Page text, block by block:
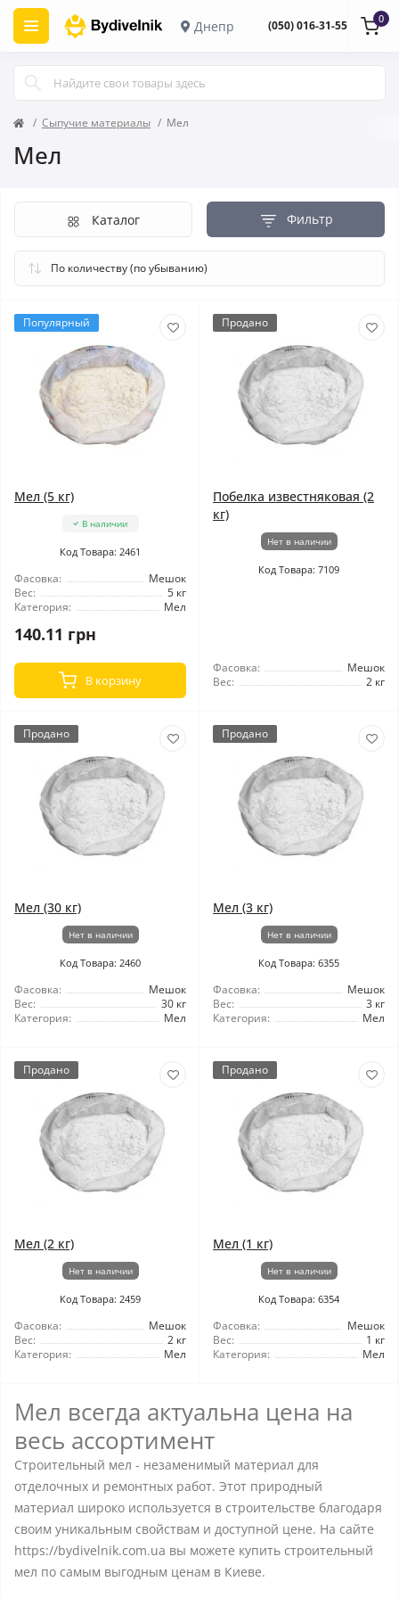
Днепр (050) 016-31-55 0
Сыпучие материалы Мел
Мел
Фильтр
Каталог
Популярный
Мел (5 кг)
В наличии
Код Товара: 2461
Фасовка:
Мешок
Вес:
5 кг
Категория:
Мел
140.11 грн
В корзину
Продано
Побелка известняковая (2
кг)
Нет в наличии
Код Товара: 7109
Фасовка:
Мешок
Вес:
2 кг
Продано
Мел (30 кг)
Нет в наличии
Код Товара: 2460
Фасовка:
Мешок
Вес:
30 кг
Категория:
Мел
Продано
Мел (3 кг)
Нет в наличии
Код Товара: 6355
Фасовка:
Мешок
Вес:
3 кг
Категория:
Мел
Продано
Мел (2 кг)
Нет в наличии
Код Товара: 2459
Фасовка:
Мешок
Вес:
2 кг
Категория:
Мел
Продано
Мел (1 кг)
Нет в наличии
Код Товара: 6354
Фасовка:
Мешок
Вес:
1 кг
Категория:
Мел
Мел всегда актуальна цена на
весь ассортимент
Строительный мел - незаменимый материал для
отделочных и ремонтных работ. Этот природный
материал широко используется в строительстве благодаря
своим уникальным свойствам и доступной цене. На сайте
https://bydivelnik.com.ua вы можете купить строительный
мел по самым выгодным ценам в Киеве.